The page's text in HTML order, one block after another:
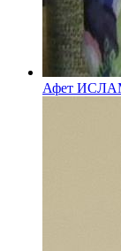
Афет